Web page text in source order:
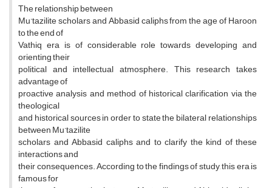
The relationship between
Mu’tazilite scholars and Abbasid caliphs from the age of Haroon
to the end of
Vathiq era is of considerable role towards developing and
orienting their
political and intellectual atmosphere. This research takes
advantage of
proactive analysis and method of historical clarification via the
theological
and historical sources in order to state the bilateral relationships
between Mu’tazilite
scholars and Abbasid caliphs and to clarify the kind of these
interactions and
their consequences. According to the findings of study, this era is
famous for